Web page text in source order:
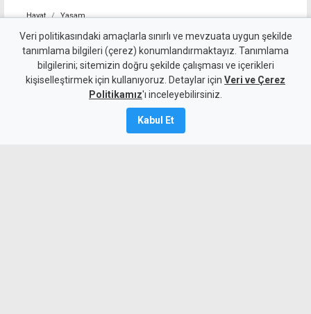
Hayat Yaşam
Cansever tedavi gördüğü
hastanede hayatını kaybetti
Veri politikasındaki amaçlarla sınırlı ve mevzuata uygun şekilde
tanımlama bilgileri (çerez) konumlandırmaktayız. Tanımlama
bilgilerini; sitemizin doğru şekilde çalışması ve içerikleri
kişiselleştirmek için kullanıyoruz. Detaylar için Veri ve Çerez
Politikamız'ı inceleyebilirsiniz.
Kabul Et